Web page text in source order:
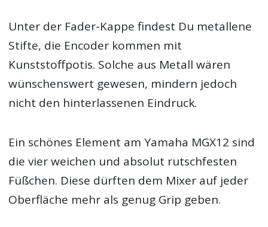
Unter der Fader-Kappe findest Du metallene
Stifte, die Encoder kommen mit
Kunststoffpotis. Solche aus Metall wären
wünschenswert gewesen, mindern jedoch
nicht den hinterlassenen Eindruck.
Ein schönes Element am Yamaha MGX12 sind
die vier weichen und absolut rutschfesten
Füßchen. Diese dürften dem Mixer auf jeder
Oberfläche mehr als genug Grip geben.